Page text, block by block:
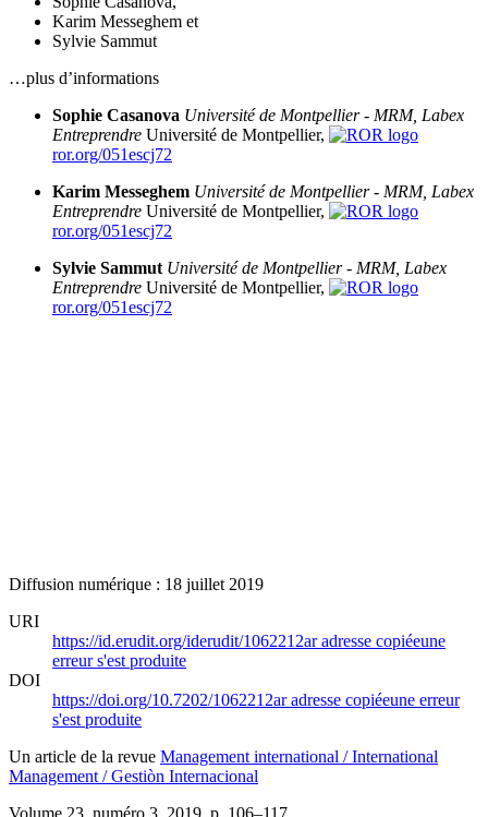
Karim Messeghem et
Sylvie Sammut
…plus d’informations
Sophie Casanova Université de Montpellier - MRM, Labex
Entreprendre Université de Montpellier,
ror.org/051escj72
Karim Messeghem Université de Montpellier - MRM, Labex
Entreprendre Université de Montpellier,
ror.org/051escj72
Sylvie Sammut Université de Montpellier - MRM, Labex
Entreprendre Université de Montpellier,
ror.org/051escj72
Diffusion numérique : 18 juillet 2019
URI
https://id.erudit.org/iderudit/1062212aradresse copiéeune
erreur s'est produite
DOI
https://doi.org/10.7202/1062212aradresse copiéeune erreur
s'est produite
Un article de la revue Management international / International
Management / Gestiòn Internacional
Volume 23, numéro 3, 2019, p. 106–117